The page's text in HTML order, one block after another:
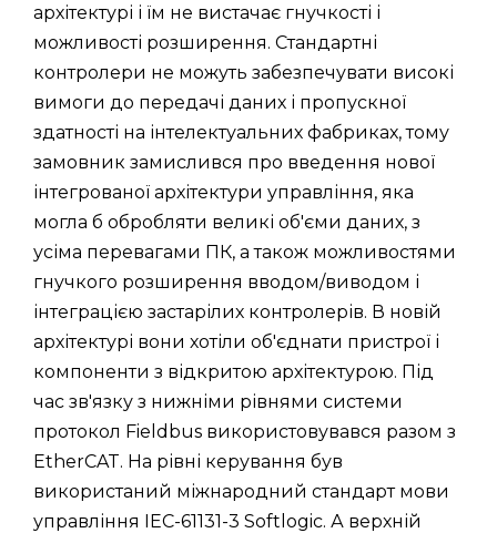
архітектурі і їм не вистачає гнучкості і
можливості розширення. Стандартні
контролери не можуть забезпечувати високі
вимоги до передачі даних і пропускної
здатності на інтелектуальних фабриках, тому
замовник замислився про введення нової
інтегрованої архітектури управління, яка
могла б обробляти великі об'єми даних, з
усіма перевагами ПК, а також можливостями
гнучкого розширення вводом/виводом і
інтеграцією застарілих контролерів. В новій
архітектурі вони хотіли об'єднати пристрої і
компоненти з відкритою архітектурою. Під
час зв'язку з нижніми рівнями системи
протокол Fieldbus використовувався разом з
EtherCAT. На рівні керування був
використаний міжнародний стандарт мови
управління IEC-61131-3 Softlogic. А верхній